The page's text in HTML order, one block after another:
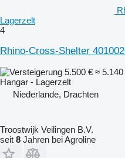
Lagerzelt
4
Rhino-Cross-Shelter
5.500 € ≈
Hangar - Lagerzelt
Niederlande, Drachten
Troostwijk Veilingen B.V.
seit 8 Jahren bei Agroline